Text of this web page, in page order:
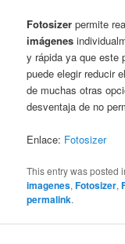
Fotosizer permite
imágenes
y rápida ya que este
puede elegir reducir
de muchas otras
desventaja de no
Enlace: Fotosizer
This entry was posted
imagenes,Fotosizer,
permalink.